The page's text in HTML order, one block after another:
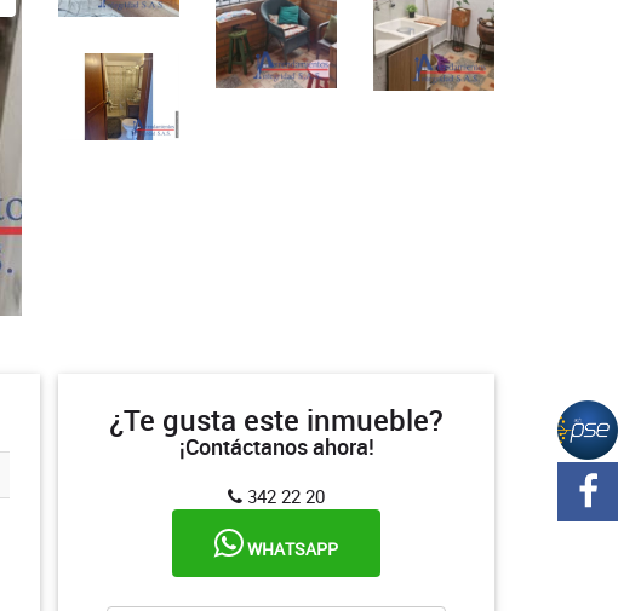
¿Te gusta este inmueble?
¡Contáctanos ahora!
342 22 20
WHATSAPP